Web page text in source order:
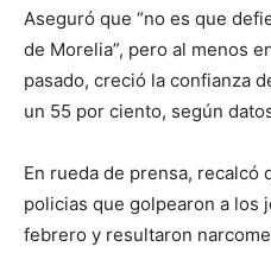
Aseguró que “no es que
de Morelia”, pero al menos
pasado, creció la confianza
un 55 por ciento, según
En rueda de prensa, recalcó
policias que golpearon a los
febrero y resultaron